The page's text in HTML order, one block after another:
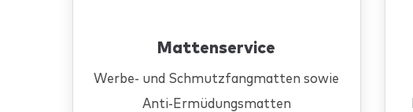
Mattenservice
Werbe- und Schmutzfangmatten sowie
Anti-Ermüdungsmatten